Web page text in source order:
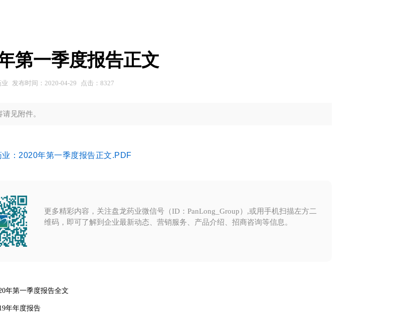
第一季度报告正文
业 发布时间： 2020-04-29 点击： 8327
见附件。
业：2020年第一季度报告正文.PDF
更多精彩内容，关注盘龙药业微信号（ID：PanLong_Group）,或用手机扫描左方二
维码，即可了解到企业最新动态、营销服务、产品介绍、招商咨询等信息。
年第一季度报告全文
年年度报告